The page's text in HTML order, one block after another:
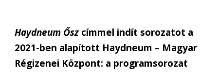
Haydneum Ősz címmel indít sorozatot a
2021-ben alapított Haydneum – Magyar
Régizenei Központ: a programsorozat